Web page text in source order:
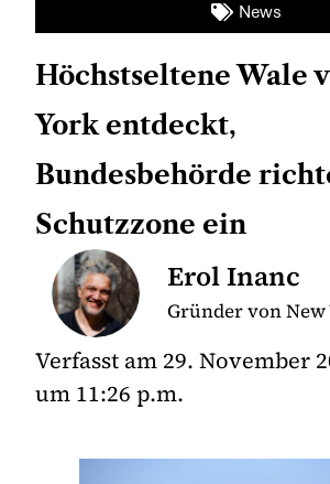
News
Höchstseltene Wale
York entdeckt,
Bundesbehörde
Schutzzone ein
Erol Inanc
Gründer von
Verfasst am 29. November
um 11:26 p.m.